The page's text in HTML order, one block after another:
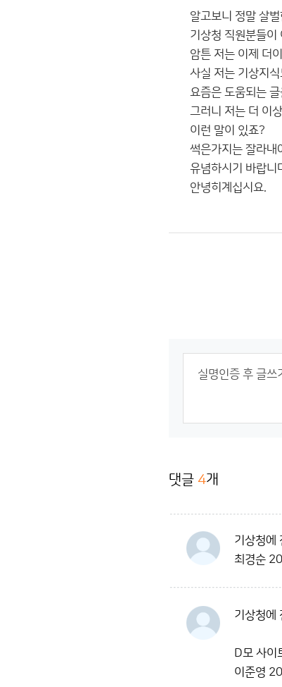
알고보니 정말 살
기상청 직원분들이
암튼 저는 이제 더
사실 저는 기상지
요즘은 도움되는
그러니 저는 더 이
이런 말이 있죠?
썩은가지는 잘라내
유념하시기 바랍니
안녕히계십시요.
댓글 4개
기상청에
최경순
기상청에
D모 사이
이준영